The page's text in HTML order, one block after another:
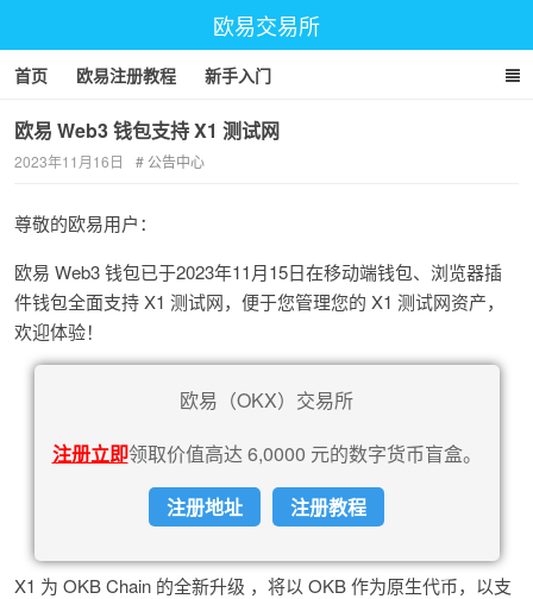
欧易交易所
首页 欧易注册教程 新手入门
欧易 Web3 钱包支持 X1 测试网
2023年11月16日 公告中心
尊敬的欧易用户：
欧易 Web3 钱包已于2023年11月15日在移动端钱包、浏览器插
件钱包全面支持 X1 测试网，便于您管理您的 X1 测试网资产，
欢迎体验！
欧易（OKX）交易所
注册立即领取价值高达 6,0000 元的数字货币盲盒。
注册地址
注册教程
X1 为 OKB Chain 的全新升级 ，将以 OKB 作为原生代币，以支